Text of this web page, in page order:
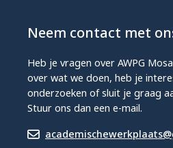
Neem contact met
Heb je vragen over AWPG
over wat we doen, heb je
onderzoeken of sluit je graag
Stuur ons dan een e-mail.